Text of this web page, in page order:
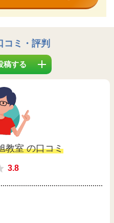
コミ・評判
稿する
教室 の口コミ
3.8